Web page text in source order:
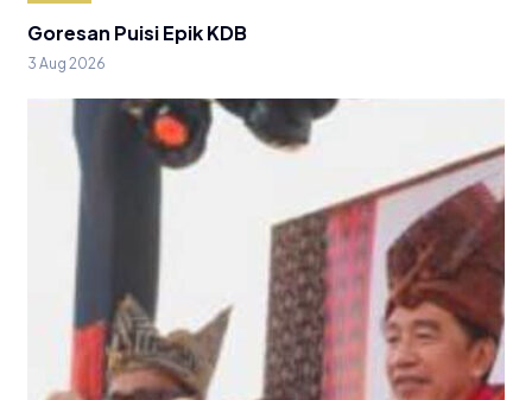
Goresan Puisi Epik KDB
3 Aug 2026